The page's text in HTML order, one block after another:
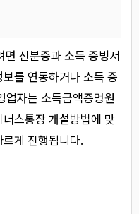
면 신분증과 소득 증빙서
를 연동하거나 소득 증
업자는 소득금액증명원
스통장 개설방법에 맞
게 진행됩니다.